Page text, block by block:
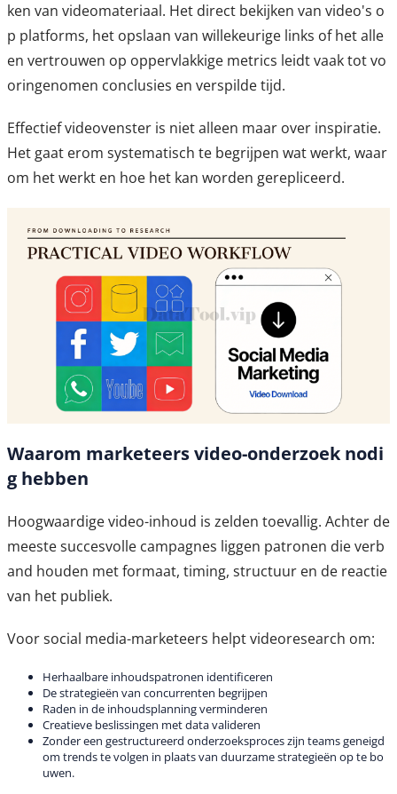
ken van videomateriaal. Het direct bekijken van video's o
p platforms, het opslaan van willekeurige links of het alle
en vertrouwen op oppervlakkige metrics leidt vaak tot vo
oringenomen conclusies en verspilde tijd.
Effectief videovenster is niet alleen maar over inspiratie.
Het gaat erom systematisch te begrijpen wat werkt, waar
om het werkt en hoe het kan worden gerepliceerd.
Waarom marketeers video-onderzoek nodi
g hebben
Hoogwaardige video-inhoud is zelden toevallig. Achter de
meeste succesvolle campagnes liggen patronen die verb
and houden met formaat, timing, structuur en de reactie
van het publiek.
Voor social media-marketeers helpt videoresearch om:
Herhaalbare inhoudspatronen identificeren
De strategieën van concurrenten begrijpen
Raden in de inhoudsplanning verminderen
Creatieve beslissingen met data valideren
Zonder een gestructureerd onderzoeksproces zijn teams geneigd
om trends te volgen in plaats van duurzame strategieën op te bo
uwen.